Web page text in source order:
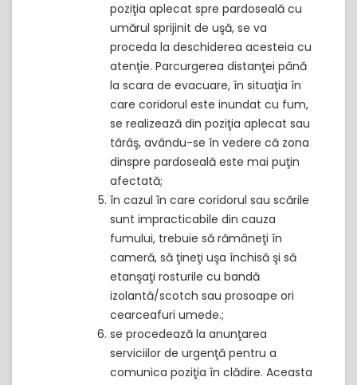
poziţia aplecat spre pardoseală cu
umărul sprijinit de uşă, se va
proceda la deschiderea acesteia cu
atenţie. Parcurgerea distanţei până
la scara de evacuare, în situaţia în
care coridorul este inundat cu fum,
se realizează din poziţia aplecat sau
târâş, avându-se în vedere că zona
dinspre pardoseală este mai puţin
afectată;
în cazul în care coridorul sau scările
sunt impracticabile din cauza
fumului, trebuie să rămâneţi în
cameră, să ţineţi uşa închisă şi să
etanşaţi rosturile cu bandă
izolantă/scotch sau prosoape ori
cearceafuri umede.;
se procedează la anunţarea
serviciilor de urgenţă pentru a
comunica poziţia în clădire. Aceasta